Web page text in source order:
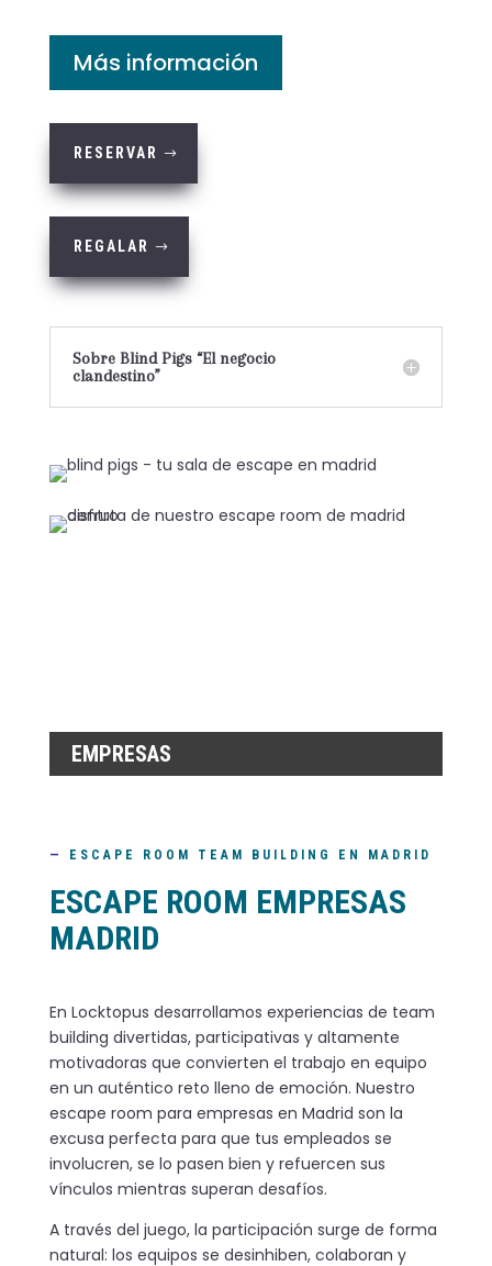
Más información
RESERVAR
REGALAR
Sobre Blind Pigs “El negocio
clandestino”
EMPRESAS
— ESCAPE ROOM TEAM BUILDING EN MADRID
ESCAPE ROOM EMPRESAS
MADRID
En Locktopus desarrollamos experiencias de team
building divertidas, participativas y altamente
motivadoras que convierten el trabajo en equipo
en un auténtico reto lleno de emoción. Nuestro
escape room para empresas en Madrid son la
excusa perfecta para que tus empleados se
involucren, se lo pasen bien y refuercen sus
vínculos mientras superan desafíos.
A través del juego, la participación surge de forma
natural: los equipos se desinhiben, colaboran y